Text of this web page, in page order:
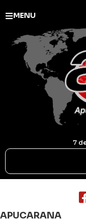
MENU
7
APUCARANA